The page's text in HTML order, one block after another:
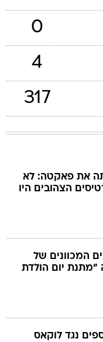
0
4
317
את פאקטה: לא
הצהובים היו
המכוונים של
יום הולדת
נגד לוקאס